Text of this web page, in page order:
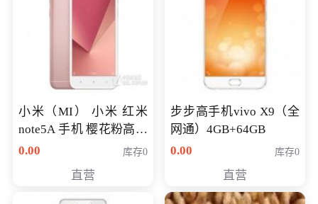
小米（MI） 小米 红米
note5A 手机 樱花粉高配
版 全网通(3G+32G)
0.00 库存0
直营
步步高手机vivo X9（全
网通）4GB+64GB
0.00
库存0
直营